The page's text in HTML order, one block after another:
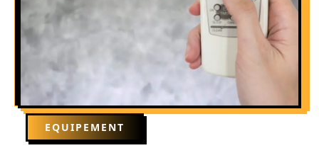
EQUIPEMENT